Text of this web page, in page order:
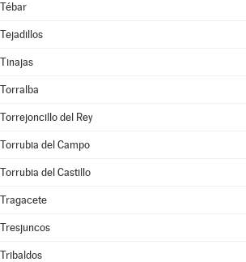
Tébar
Tejadillos
Tinajas
Torralba
Torrejoncillo del Rey
Torrubia del Campo
Torrubia del Castillo
Tragacete
Tresjuncos
Tribaldos